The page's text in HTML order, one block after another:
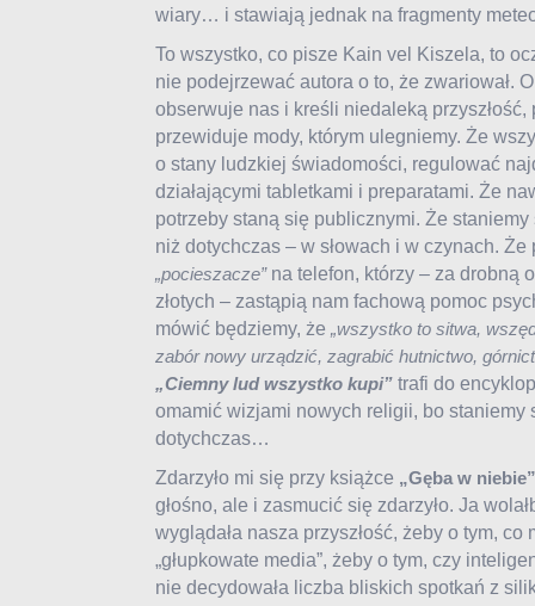
wiary… i stawiają jednak na fragmenty
To wszystko, co pisze Kain vel Kiszela, to
nie podejrzewać autora o to, że zwariował.
obserwuje nas i kreśli niedaleką
przewiduje mody, którym ulegniemy. Że
o stany ludzkiej świadomości, regulować
działającymi tabletkami i preparatami. Że
potrzeby staną się publicznymi. Że
niż dotychczas – w słowach i w czynach.
„pocieszacze”na telefon, którzy – za drobną
złotych – zastąpią nam fachową pomoc
mówić będziemy, że „wszystko to sitwa,
zabór nowy urządzić, zagrabić hutnictwo,
„Ciemny lud wszystko kupi” trafi do
omamić wizjami nowych religii, bo
dotychczas…
Zdarzyło mi się przy książce „Gęba w niebie”
głośno, ale i zasmucić się zdarzyło. Ja
wyglądała nasza przyszłość, żeby o tym, co
„głupkowate media”, żeby o tym, czy
nie decydowała liczba bliskich spotkań z